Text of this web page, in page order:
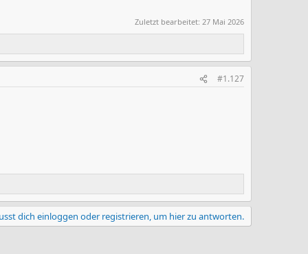
Zuletzt bearbeitet: 27 Mai 2026
#1.127
dich einloggen oder registrieren, um hier zu antworten.